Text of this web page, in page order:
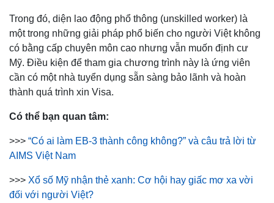
Trong đó, diện lao động phổ thông (unskilled worker) là
một trong những giải pháp phổ biến cho người Việt không
có bằng cấp chuyên môn cao nhưng vẫn muốn định cư
Mỹ. Điều kiện để tham gia chương trình này là ứng viên
cần có một nhà tuyển dụng sẵn sàng bảo lãnh và hoàn
thành quá trình xin Visa.
Có thể bạn quan tâm:
>>> “Có ai làm EB-3 thành công không?” và câu trả lời từ
AIMS Việt Nam
>>> Xổ số Mỹ nhận thẻ xanh: Cơ hội hay giấc mơ xa vời
đối với người Việt?